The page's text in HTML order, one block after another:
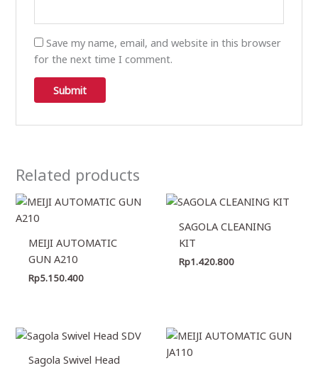
Save my name, email, and website in this browser
for the next time I comment.
Related products
MEIJI AUTOMATIC
GUN A210
Rp5.150.400
SAGOLA CLEANING
KIT
Rp1.420.800
Sagola Swivel Head